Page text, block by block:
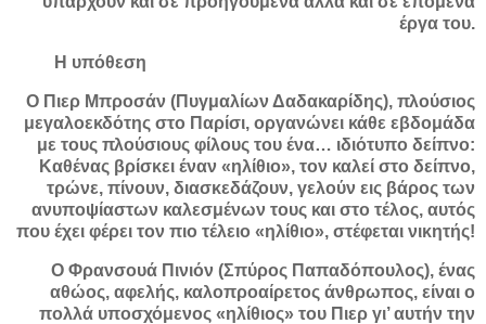
έργα του.
Η υπόθεση
Ο Πιερ Μπροσάν (Πυγμαλίων Δαδακαρίδης), πλούσιος
μεγαλοεκδότης στο Παρίσι, οργανώνει κάθε εβδομάδα
με τους πλούσιους φίλους του ένα… ιδιότυπο δείπνο:
Καθένας βρίσκει έναν «ηλίθιο», τον καλεί στο δείπνο,
τρώνε, πίνουν, διασκεδάζουν, γελούν εις βάρος των
ανυποψίαστων καλεσμένων τους και στο τέλος, αυτός
που έχει φέρει τον πιο τέλειο «ηλίθιο», στέφεται νικητής!
Ο Φρανσουά Πινιόν (Σπύρος Παπαδόπουλος), ένας
αθώος, αφελής, καλοπροαίρετος άνθρωπος, είναι ο
πολλά υποσχόμενος «ηλίθιος» του Πιερ γι’ αυτήν την